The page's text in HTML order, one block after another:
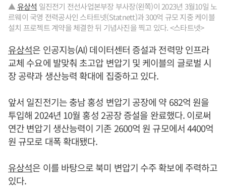
▲유상석 일진전기 전선사업본부장 부사장(왼쪽)이 2023년 3월10일 노
르웨이 국영 전력공사인 스타트넷(Statnett)과 300억 규모 지중 케이블
설치 프로젝트 계약을 체결한 뒤 기념사진을 찍고 있다. <스타트넷>
유상석은 인공지능(AI) 데이터센터 증설과 전력망 인프라
교체 수요에 발맞춰 초고압 변압기 및 케이블의 글로벌 시
장 공략과 생산능력 확대에 집중하고 있다.
앞서 일진전기는 충남 홍성 변압기 공장에 약 682억 원을
투입해 2024년 10월 홍성 2공장 증설을 완료했다. 이로써
연간 변압기 생산능력이 기존 2600억 원 규모에서 4400억
원 규모로 대폭 확대됐다.
유상석은 이를 바탕으로 북미 변압기 수주 확보에 주력하고
있다.